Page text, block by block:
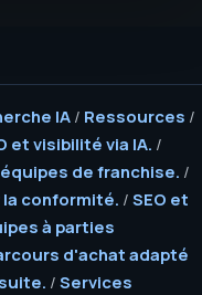
IA / Ressources /
et visibilité via IA. /
de franchise. /
la conformité. / SEO et
à parties
d'achat adapté
/ Services